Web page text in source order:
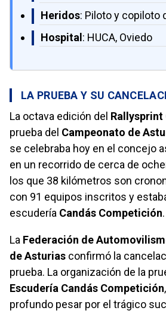
Heridos: Piloto y copiloto
Hospital: HUCA, Oviedo
LA PRUEBA Y SU
La octava edición del Rallysprint
prueba del Campeonato de
se celebraba hoy en el concejo
en un recorrido de cerca de
los que 38 kilómetros son
con 91 equipos inscritos y
escudería Candás Competición.
La Federación de
de Asturias confirmó la
prueba. La organización de la
Escudería Candás Competición
profundo pesar por el trágico